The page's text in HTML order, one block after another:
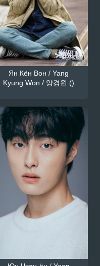
Ян Кён Вон / Yang
Kyung Won / 양경원 ()